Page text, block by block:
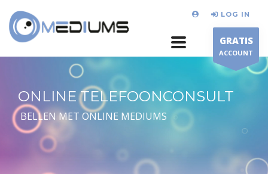
LOG IN
GRATIS
ACCOUNT
ONLINE TELEFOONCONSULT
BELLEN MET ONLINE MEDIUMS